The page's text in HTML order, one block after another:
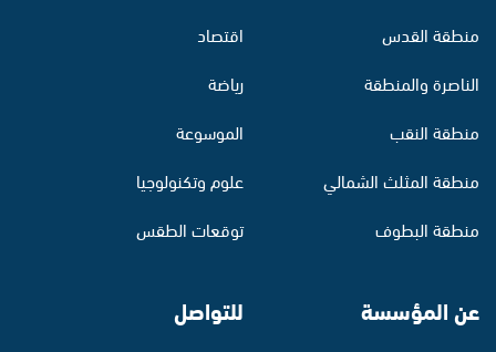
منطقة القدس
الناصرة والمنطقة
منطقة النقب
منطقة المثلث الشمالي
منطقة البطوف
اقتصاد
رياضة
الموسوعة
علوم وتكنولوجيا
توقعات الطقس
عن المؤسسة للتواصل